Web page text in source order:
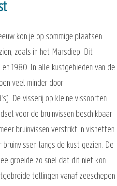
kon je op sommige plaatsen
zoals in het Marsdiep. Dit
1980. In alle kustgebieden van de
veel minder door
De visserij op kleine vissoorten
voor de bruinvissen beschikbaar
bruinvissen verstrikt in visnetten.
langs de kust gezien. De
groeide zo snel dat dit niet kon
tellingen vanaf zeeschepen